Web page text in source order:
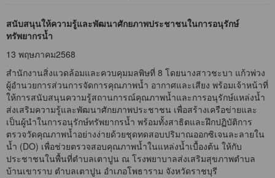
สนับสนุนให้ความรู้และพัฒนาศักยภาพประชาชนในการอนุรักษ์
ทรัพยากรน้ำ
13 พฤษภาคม2568
สำนักงานสิ่งแวดล้อมและควบคุมมลพิษที่ 8 โดยนางสาวชะบา แก้วพ่วง
ผู้อำนวยการส่วนการจัดการคุณภาพน้ำ อากาศและเสียง พร้อมเจ้าหน้าที่
ให้การสนับสนุนความรู้สถานการณ์คุณภาพน้ำและการอนุรักษ์แหล่งน้ำ
ส่งเสริมความรู้และพัฒนาศักยภาพประชาชน เพื่อสร้างเครือข่ายและ
เป็นผู้นำในการอนุรักษ์ทรัพยากรน้ำ พร้อมทั้งสาธิตและฝึกปฏิบัติการ
ตรวจวัดคุณภาพน้ำอย่างง่ายด้วยชุดทดสอบปริมาณออกซิเจนละลายใน
น้ำ (DO) เพื่อช่วยตรวจสอบคุณภาพน้ำในแหล่งน้ำเบื้องต้น ให้กับ
ประชาชนในพื้นที่ตำบลเตาปูน ณ โรงพยาบาลส่งเสริมสุขภาพตำบล
บ้านเขาราบ ตำบลเตาปูน อำเภอโพธาราม จังหวัดราชบุรี